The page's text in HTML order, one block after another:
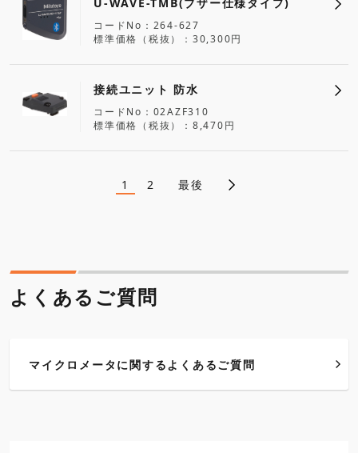
コードNo
264-627
標準価格（税抜）
30,300円
接続ユニット 防水
コードNo
02AZF310
標準価格（税抜）
8,470円
送
り
カ
ジ
1
ペ
2 最後
よくあるご質問
マイクロメータに関するよくあるご質問